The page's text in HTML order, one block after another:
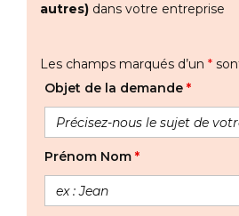
autres) dans votre entreprise
Les champs marqués d’un *
Objet de la demande *
Prénom Nom *